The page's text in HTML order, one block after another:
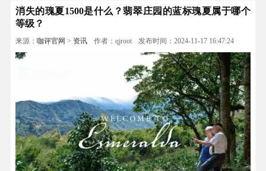
消失的瑰夏1500是什么？翡翠庄园的蓝标瑰夏属于哪个
等级？
来源：咖评官网 > 资讯 作者：qjroot 发布时间：2024-11-17 16:47:24